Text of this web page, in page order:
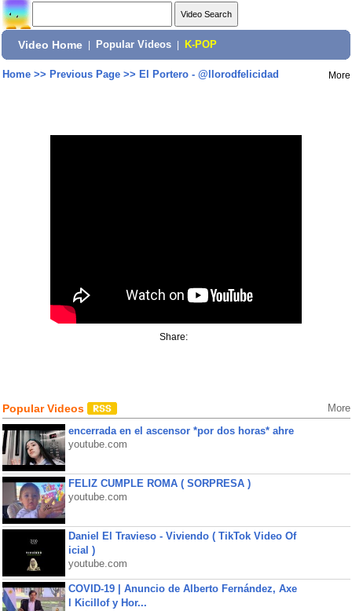
Video Home Popular Videos K-POP
Home>> Previous Page>> El Portero - @llorodfelicidad More
Share:
Popular Videos More
encerrada en el ascensor *por dos horas* ahre
youtube.com
FELIZ CUMPLE ROMA ( SORPRESA )
youtube.com
Daniel El Travieso - Viviendo ( TikTok Video Of
icial )
youtube.com
COVID-19 | Anuncio de Alberto Fernández, Axe
l Kicillof y Hor...